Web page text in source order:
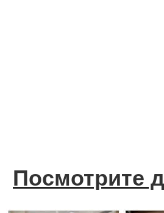
Посмотрите